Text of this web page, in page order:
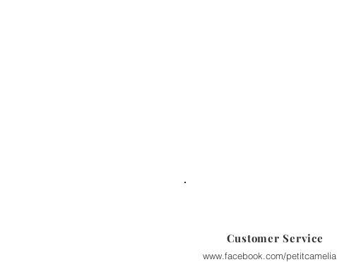
Customer Service
www.facebook.com/petitcamelia